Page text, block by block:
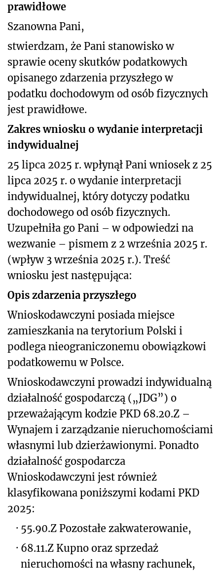
prawidłowe
Szanowna Pani,
stwierdzam, że Pani stanowisko w
sprawie oceny skutków podatkowych
opisanego zdarzenia przyszłego w
podatku dochodowym od osób fizycznych
jest prawidłowe.
Zakres wniosku o wydanie interpretacji
indywidualnej
25 lipca 2025 r. wpłynął Pani wniosek z 25
lipca 2025 r. o wydanie interpretacji
indywidualnej, który dotyczy podatku
dochodowego od osób fizycznych.
Uzupełniła go Pani – w odpowiedzi na
wezwanie – pismem z 2 września 2025 r.
(wpływ 3 września 2025 r.). Treść
wniosku jest następująca:
Opis zdarzenia przyszłego
Wnioskodawczyni posiada miejsce
zamieszkania na terytorium Polski i
podlega nieograniczonemu obowiązkowi
podatkowemu w Polsce.
Wnioskodawczyni prowadzi indywidualną
działalność gospodarczą („JDG”) o
przeważającym kodzie PKD 68.20.Z –
Wynajem i zarządzanie nieruchomościami
własnymi lub dzierżawionymi. Ponadto
działalność gospodarcza
Wnioskodawczyni jest również
klasyfikowana poniższymi kodami PKD
2025:
· 55.90.Z Pozostałe zakwaterowanie,
· 68.11.Z Kupno oraz sprzedaż
nieruchomości na własny rachunek,